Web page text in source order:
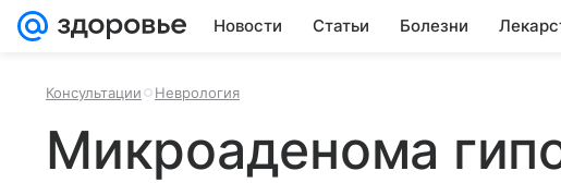
Новости Статьи Болезни
Консультации Неврология
Микроаденома